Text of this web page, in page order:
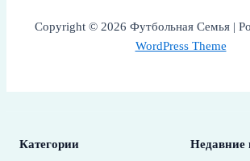
Copyright © 2026 Футбольная Семья |
WordPress Theme
Категории Недавние